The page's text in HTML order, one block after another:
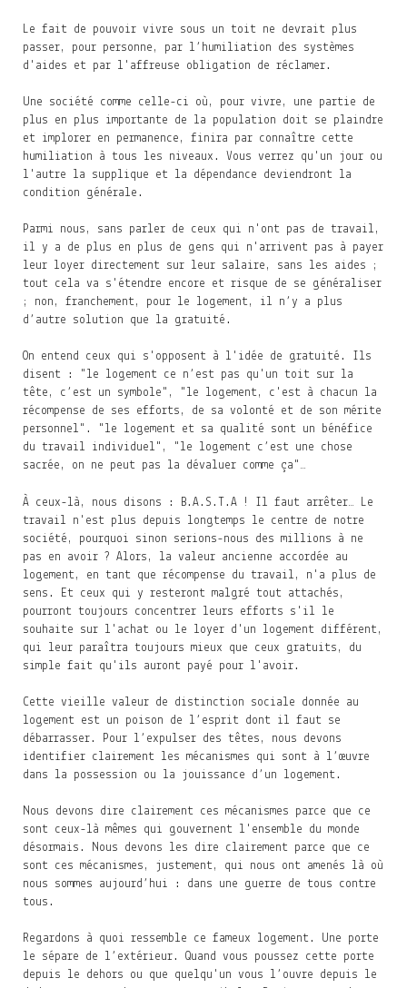
Le fait de pouvoir vivre sous un toit ne devrait plus
passer, pour personne, par l’humiliation des systèmes
d'aides et par l'affreuse obligation de réclamer.
Une société comme celle-ci où, pour vivre, une partie de
plus en plus importante de la population doit se plaindre
et implorer en permanence, finira par connaître cette
humiliation à tous les niveaux. Vous verrez qu'un jour ou
l'autre la supplique et la dépendance deviendront la
condition générale.
Parmi nous, sans parler de ceux qui n'ont pas de travail,
il y a de plus en plus de gens qui n'arrivent pas à payer
leur loyer directement sur leur salaire, sans les aides ;
tout cela va s'étendre encore et risque de se généraliser
; non, franchement, pour le logement, il n’y a plus
d’autre solution que la gratuité.
On entend ceux qui s'opposent à l'idée de gratuité. Ils
disent : "le logement ce n’est pas qu'un toit sur la
tête, c’est un symbole", "le logement, c'est à chacun la
récompense de ses efforts, de sa volonté et de son mérite
personnel". "le logement et sa qualité sont un bénéfice
du travail individuel", "le logement c’est une chose
sacrée, on ne peut pas la dévaluer comme ça"…
À ceux-là, nous disons : B.A.S.T.A ! Il faut arrêter… Le
travail n'est plus depuis longtemps le centre de notre
société, pourquoi sinon serions-nous des millions à ne
pas en avoir ? Alors, la valeur ancienne accordée au
logement, en tant que récompense du travail, n'a plus de
sens. Et ceux qui y resteront malgré tout attachés,
pourront toujours concentrer leurs efforts s'il le
souhaite sur l'achat ou le loyer d'un logement différent,
qui leur paraîtra toujours mieux que ceux gratuits, du
simple fait qu'ils auront payé pour l'avoir.
Cette vieille valeur de distinction sociale donnée au
logement est un poison de l’esprit dont il faut se
débarrasser. Pour l’expulser des têtes, nous devons
identifier clairement les mécanismes qui sont à l’œuvre
dans la possession ou la jouissance d’un logement.
Nous devons dire clairement ces mécanismes parce que ce
sont ceux-là mêmes qui gouvernent l'ensemble du monde
désormais. Nous devons les dire clairement parce que ce
sont ces mécanismes, justement, qui nous ont amenés là où
nous sommes aujourd’hui : dans une guerre de tous contre
tous.
Regardons à quoi ressemble ce fameux logement. Une porte
le sépare de l’extérieur. Quand vous poussez cette porte
depuis le dehors ou que quelqu'un vous l’ouvre depuis le